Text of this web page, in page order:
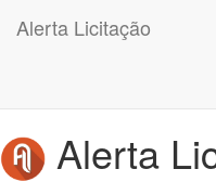
Alerta Licitação
Alerta